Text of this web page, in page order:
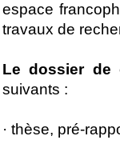
espace
travaux de
Le dossier de
suivants :
· thèse, pré-